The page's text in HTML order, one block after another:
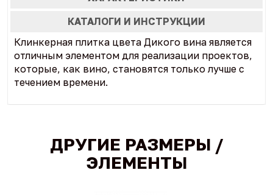
КАТАЛОГИ И ИНСТРУКЦИИ
Клинкерная плитка цвета Дикого вина является
отличным элементом для реализации проектов,
которые, как вино, становятся только лучше с
течением времени.
ДРУГИЕ РАЗМЕРЫ /
ЭЛЕМЕНТЫ